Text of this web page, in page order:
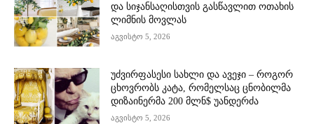
და სიჯანსაღისთვის გასწავლით ოთახის
ლიმნის მოვლას
აგვისტო 5, 2026
უძვირფასესი სახლი და ავეჯი – როგორ
ცხოვრობს კატა, რომელსაც ცნობილმა
დიზაინერმა 200 მლნ$ უანდერძა
აგვისტო 5, 2026